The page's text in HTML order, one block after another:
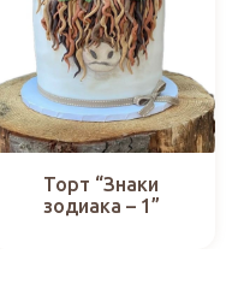
Торт “Знаки
зодиака – 1”